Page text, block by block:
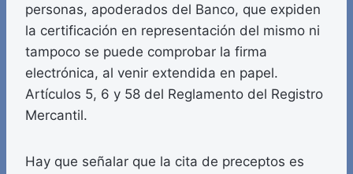
personas, apoderados del Banco, que expiden
la certificación en representación del mismo ni
tampoco se puede comprobar la firma
electrónica, al venir extendida en papel.
Artículos 5, 6 y 58 del Reglamento del Registro
Mercantil.
Hay que señalar que la cita de preceptos es